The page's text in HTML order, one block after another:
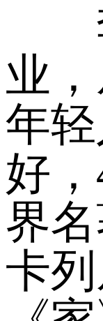
李
业
年
好
界
卡